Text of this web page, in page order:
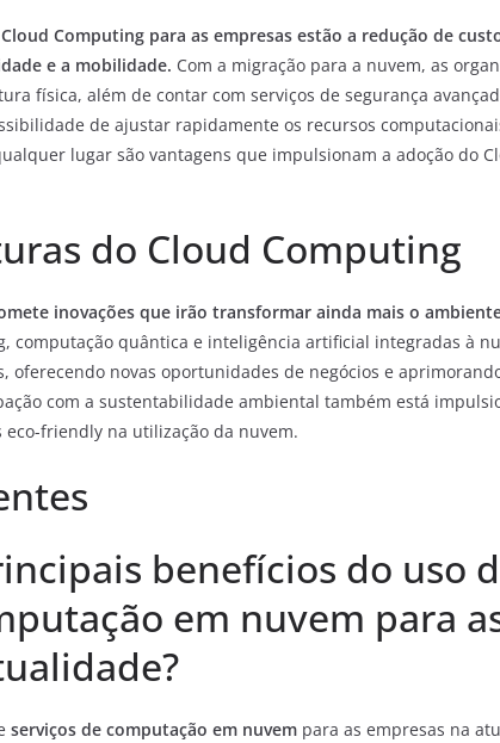
Computing para as empresas estão a redução de
e a mobilidade. Com a migração para a nuvem, as
física, além de contar com serviços de segurança
de ajustar rapidamente os recursos
lugar são vantagens que impulsionam a adoção do
do Cloud Computing
inovações que irão transformar ainda mais o
computação quântica e inteligência artificial integradas à
oferecendo novas oportunidades de negócios e
com a sustentabilidade ambiental também está
friendly na utilização da nuvem.
benefícios do uso
em nuvem para
serviços de computação em nuvem para as empresas na